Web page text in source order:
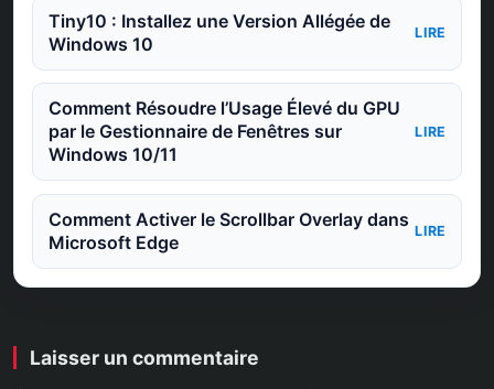
Tiny10 : Installez une Version Allégée de
Windows 10
LIRE
Comment Résoudre l’Usage Élevé du GPU
par le Gestionnaire de Fenêtres sur
Windows 10/11
LIRE
Comment Activer le Scrollbar Overlay dans
Microsoft Edge
LIRE
Laisser un commentaire